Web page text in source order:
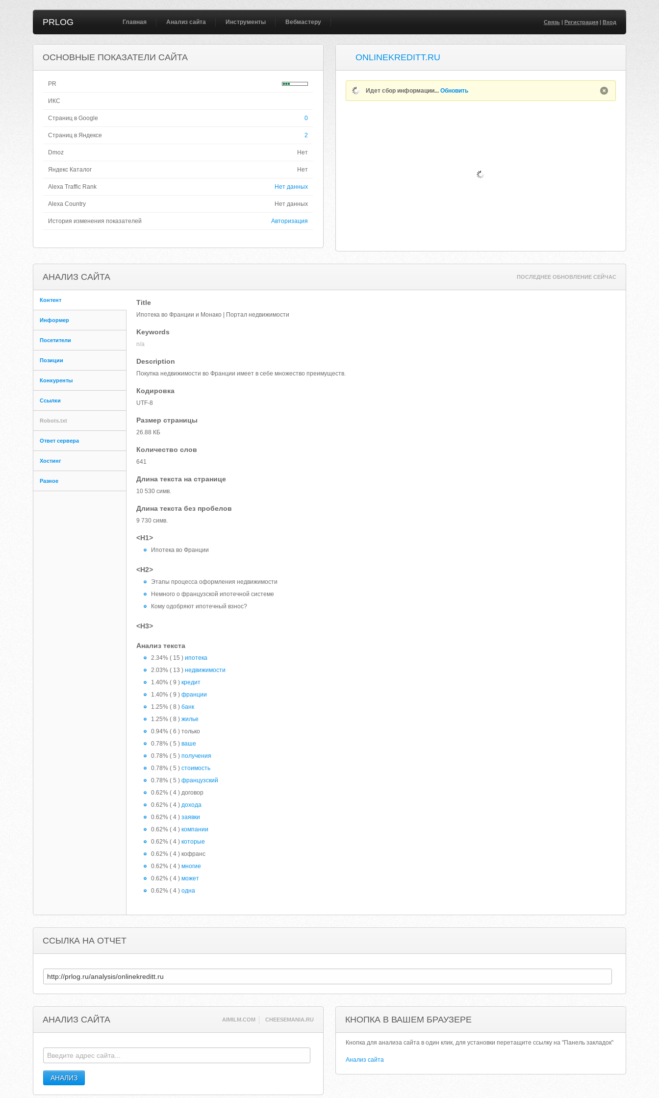
PRLOG Главная Анализ сайта Инструменты Вебмастеру Связь| Регистрация| Вход
ОСНОВНЫЕ ПОКАЗАТЕЛИ САЙТА
PR
ИКС
Страниц в Google 0
Страниц в Яндексе 2
Dmoz Нет
Яндекс Каталог Нет
Alexa Traffic Rank Нет данных
Alexa Country Нет данных
История изменения показателей Авторизация
ONLINEKREDITT.RU
Идет сбор информации...Обновить
АНАЛИЗ САЙТА ПОСЛЕДНЕЕ ОБНОВЛЕНИЕ СЕЙЧАС
Контент
Информер
Посетители
Позиции
Конкуренты
Ссылки
Robots.txt
Ответ сервера
Хостинг
Разное
Title
Ипотека во Франции и Монако | Портал недвижимости
Keywords
n/a
Description
Покупка недвижимости во Франции имеет в себе множество преимуществ.
Кодировка
UTF-8
Размер страницы
26.88 КБ
Количество слов
641
Длина текста на странице
10 530 симв.
Длина текста без пробелов
9 730 симв.
<H1>
Ипотека во Франции
<H2>
Этапы процесса оформления недвижимости
Немного о французской ипотечной системе
Кому одобряют ипотечный взнос?
<H3>
Анализ текста
2.34% ( 15 )ипотека
2.03% ( 13 )недвижимости
1.40% ( 9 )кредит
1.40% ( 9 )франции
1.25% ( 8 )банк
1.25% ( 8 )жилье
0.94% ( 6 ) только
0.78% ( 5 )ваше
0.78% ( 5 )получения
0.78% ( 5 )стоимость
0.78% ( 5 )французский
0.62% ( 4 ) договор
0.62% ( 4 )дохода
0.62% ( 4 )заявки
0.62% ( 4 )компании
0.62% ( 4 )которые
0.62% ( 4 ) кофранс
0.62% ( 4 )многие
0.62% ( 4 )может
0.62% ( 4 )одна
ССЫЛКА НА ОТЧЕТ
АНАЛИЗ САЙТА AIMILM.COM CHEESEMANIA.RU КНОПКА В ВАШЕМ БРАУЗЕРЕ
Кнопка для анализа сайта в один клик, для установки перетащите ссылку на "Панель закладок"
Анализ сайта